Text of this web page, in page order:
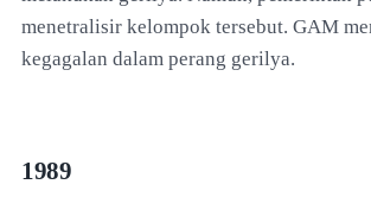
menetralisir kelompok tersebut. GAM
kegagalan dalam perang gerilya.
1989